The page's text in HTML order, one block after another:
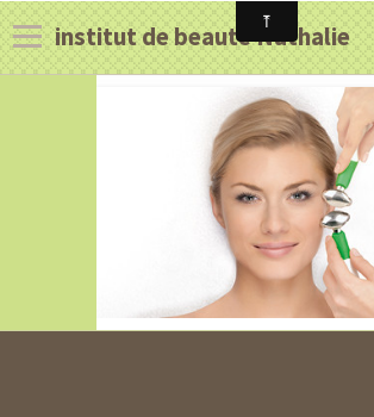
institut de beauté Nathalie